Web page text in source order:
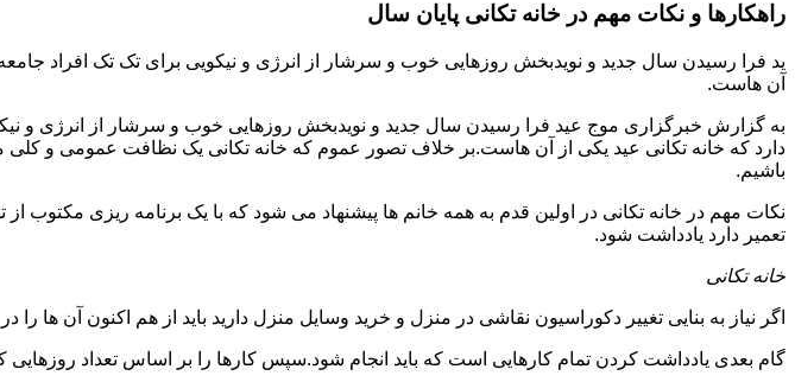
راهکارها و نکات مهم در خانه تکانی پایان سال
ید فرا رسیدن سال جدید و نویدبخش روزهایی خوب و سرشار از انرژی و نیکویی برای تک تک افراد
آن هاست.
به گزارش خبرگزاری موج عید فرا رسیدن سال جدید و نویدبخش روزهایی خوب و سرشار از انرژی و
دارد که خانه تکانی عید یکی از آن هاست.بر خلاف تصور عموم که خانه تکانی یک نظافت عمومی و کلی
باشیم.
نکات مهم در خانه تکانی در اولین قدم به همه خانم ها پیشنهاد می شود که با یک برنامه ریزی مکتوب از
تعمیر دارد یادداشت شود.
خانه تکانی
اگر نیاز به بنایی تغییر دکوراسیون نقاشی در منزل و خرید وسایل منزل دارید باید از هم اکنون آن ها
گام بعدی یادداشت کردن تمام کارهایی است که باید انجام شود.سپس کارها را بر اساس تعداد روزهایی